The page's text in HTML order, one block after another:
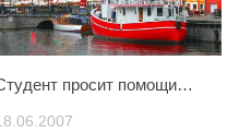
просит помощи…